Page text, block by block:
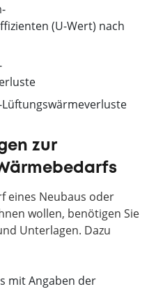
(U-Wert) nach
zur
eines Neubaus oder
wollen, benötigen Sie
Unterlagen. Dazu
mit Angaben der